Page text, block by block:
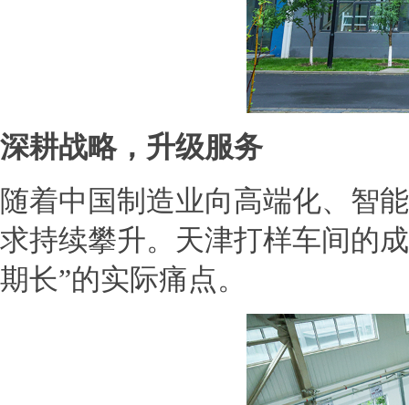
深耕战略，升级服务
随着中国制造业向高端化、智
求持续攀升。天津打样车间的
期长”的实际痛点。